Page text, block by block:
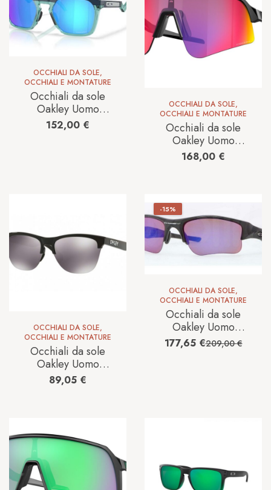
OCCHIALI DA SOLE,
OCCHIALI E MONTATURE
Occhiali da sole
Oakley Uomo
0OO953395330454
152,00 €
OCCHIALI DA SOLE,
OCCHIALI E MONTATURE
Occhiali da sole
Oakley Uomo
SUTRO
0OO946594650139
168,00 €
OCCHIALI DA SOLE,
OCCHIALI E MONTATURE
Occhiali da sole
Oakley Uomo
0OO9374 63
937410
89,05 €
-15%
OCCHIALI DA SOLE,
OCCHIALI E MONTATURE
Occhiali da sole
Oakley Uomo
0OO9009 63 26-209,00€
177,65 €